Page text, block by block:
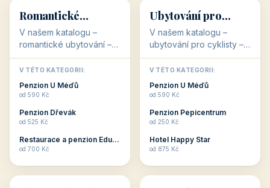
💕
Romantické
ubytování
V našem katalogu –
romantické ubytování –
jsou pro Vás připraveny
objekty, které svojí
stavbou, polohou anebo
zaměřením nabízí
Romantické ...
V TÉTO KATEGORII:
Penzion U Méďů
od 590 Kč
Penzion Dřevák
od 525 Kč
Restaurace a penzion Eduard
od 700 Kč
🚴 32 objektů
Ubytování pro
cyklisty
V našem katalogu –
ubytování pro cyklisty –
jsou pro Vás připraveny
objekty, které jsou na
milovníky cykloturistiky
připraveny. Většinou mají
V TÉTO KATEGORII:
Penzion U Méďů
od 590 Kč
Penzion Pepicentrum
od 250 Kč
Hotel Happy Star
od 875 Kč
👥 💼